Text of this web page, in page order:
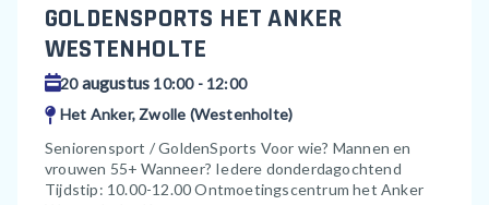
GOLDENSPORTS HET ANKER
WESTENHOLTE
20augustus 10:00 - 12:00
Het Anker, Zwolle (Westenholte)
Seniorensport / GoldenSports Voor wie? Mannen en
vrouwen 55+ Wanneer? Iedere donderdagochtend
Tijdstip: 10.00-12.00 Ontmoetingscentrum het Anker